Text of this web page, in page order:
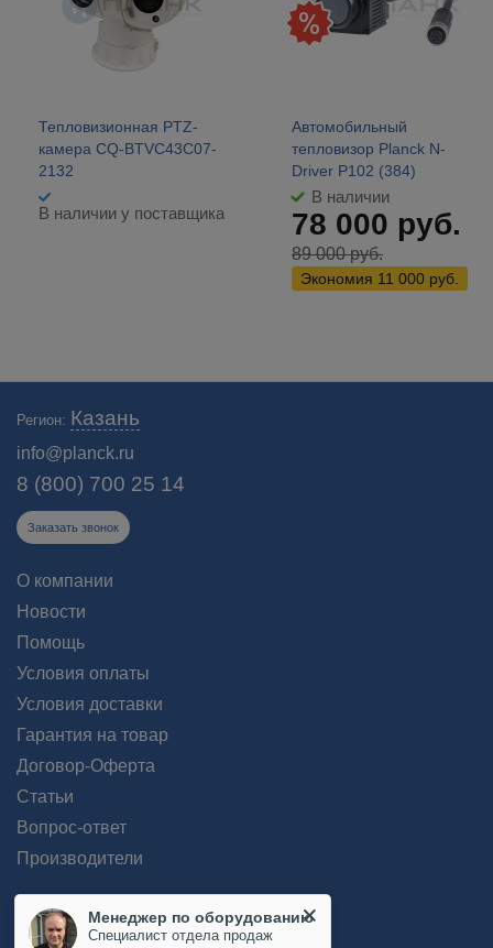
Тепловизионная PTZ-
камера CQ-BTVC43C07-
2132
В наличии у поставщика
Автомобильный
тепловизор Planck N-
Driver P102 (384)
В наличии
78 000 руб.
89 000руб.
Экономия 11 000 руб.
доставкой в Казани. Широкий ассортимент недорогих тепловизионных
модулей и камер по низким ценам.
Регион: Казань
info@planck.ru
8 (800) 700 25 14
Заказать звонок
О компании
Новости
Помощь
Условия оплаты
Условия доставки
Гарантия на товар
Договор-Оферта
Статьи
Вопрос-ответ
Производители
Менеджер по оборудованию
Специалист отдела продаж